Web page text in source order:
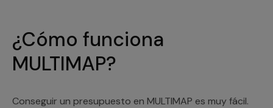
¿Cómo funciona
MULTIMAP?
Conseguir un presupuesto en MULTIMAP es muy fácil.